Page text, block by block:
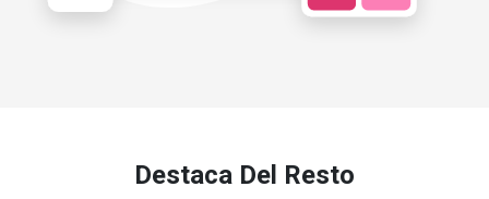
Destaca Del Resto